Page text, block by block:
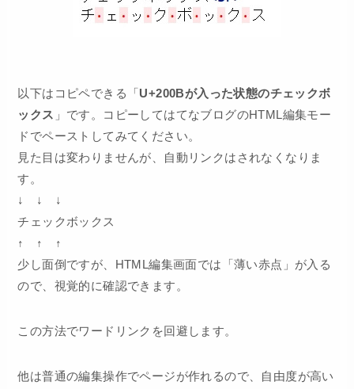
以下はコピペできる「U+200Bが入った状態のチェックボ
ックス 」です。コピーしてはてなブログのHTML編集モー
ドでペーストしてみてください。
見た目は変わりませんが、自動リンクはされなくなりま
す。
↓ ↓ ↓
チ​ェ​ッ​ク​ボ​ッ​ク​ス
↑ ↑ ↑
少し面倒ですが、HTML編集画面では「薄い赤点」が入る
ので、視覚的に確認できます。
この方法でワードリンクを回避します。
他は普通の編集操作でページが作れるので、自由度が高い